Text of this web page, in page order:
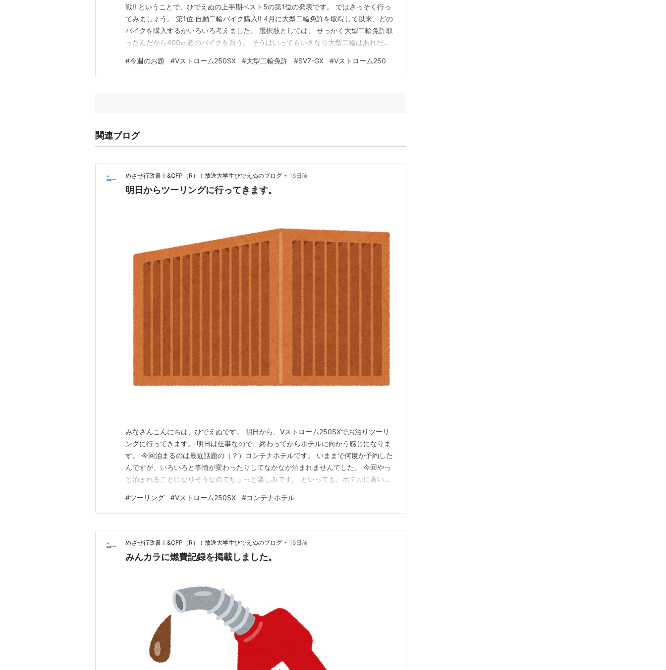
戦!! ということで、ひでえぬの上半期ベスト5の第1位の発表です。 ではさっそく行っ
てみましょう。 第1位 自動二輪バイク購入!! 4月に大型二輪免許を取得して以来、どの
バイクを購入するかいろいろ考えました。 選択肢としては、 せっかく大型二輪免許取
ったんだから400㏄超のバイクを買う。 そうはいってもいきなり大型二輪はあれだか
うかなと思ったんですが、私が欲しいと思ったバイクがこれなんですよ。 3月の東京モ
ーターサイクルショー20…
#今週のお題 #Vストローム250SX #大型二輪免許 #SV7-GX #Vストローム250
関連ブログ
めざせ行政書士&CFP（R）！放送大学生ひでえぬのブログ • 16日前
明日からツーリングに行ってきます。
みなさんこんにちは、ひでえぬです。 明日から、Vストローム250SXでお泊りツーリ
ングに行ってきます。 明日は仕事なので、終わってからホテルに向かう感じになりま
す。 今回泊まるのは最近話題の（？）コンテナホテルです。 いままで何度か予約した
んですが、いろいろと事情が変わったりしてなかなか泊まれませんでした。 今回やっ
と泊まれることになりそうなのでちょっと楽しみです。 といっても、ホテルに着いた
気もちょっと微妙ですし、道中標高が高いところも通るので、暑さ対策だけではなく防
寒対策も必要なので着ていくものの選択が難しいので…
#ツーリング #Vストローム250SX #コンテナホテル
めざせ行政書士&CFP（R）！放送大学生ひでえぬのブログ • 16日前
みんカラに燃費記録を掲載しました。